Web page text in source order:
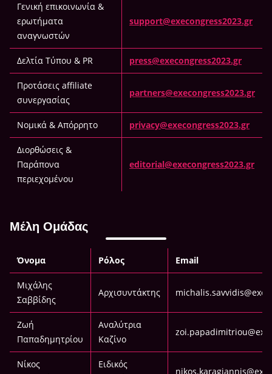
Γενική επικοινωνία &
ερωτήματα
αναγνωστών
support@execongress2023.gr
Δελτία Τύπου & PR press@execongress2023.gr
Προτάσεις affiliate
συνεργασίας
partners@execongress2023.gr
Νομικά & Απόρρητο privacy@execongress2023.gr
Διορθώσεις &
Παράπονα
περιεχομένου
editorial@execongress2023.gr
Μέλη Ομάδας
Όνομα Ρόλος Email
Μιχάλης
Σαββίδης
Αρχισυντάκτης
Ζωή
Παπαδημητρίου
Αναλύτρια
Καζίνο
Νίκος
Ειδικός